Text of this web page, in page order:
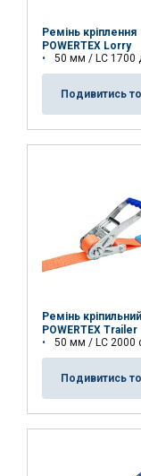
Ремінь кріплення
POWERTEX Lorry
50 мм / LC 1700
Подивитись
Ремінь кріпильний
POWERTEX Trailer
50 мм / LC 2000
Подивитись